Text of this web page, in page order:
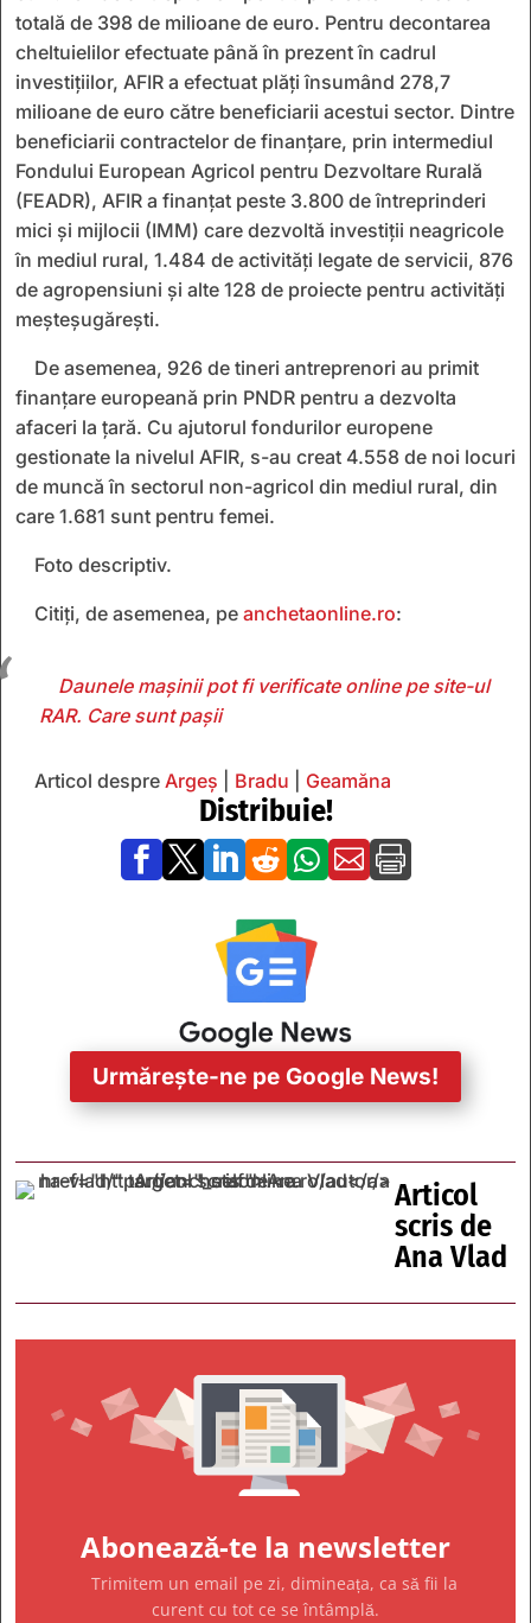
totală de 398 de milioane de euro. Pentru decontarea
cheltuielilor efectuate până în prezent în cadrul
investițiilor, AFIR a efectuat plăți însumând 278,7
milioane de euro către beneficiarii acestui sector. Dintre
beneficiarii contractelor de finanțare, prin intermediul
Fondului European Agricol pentru Dezvoltare Rurală
(FEADR), AFIR a finanțat peste 3.800 de întreprinderi
mici și mijlocii (IMM) care dezvoltă investiții neagricole
în mediul rural, 1.484 de activități legate de servicii, 876
de agropensiuni și alte 128 de proiecte pentru activități
meșteșugărești.
De asemenea, 926 de tineri antreprenori au primit
finanțare europeană prin PNDR pentru a dezvolta
afaceri la țară. Cu ajutorul fondurilor europene
gestionate la nivelul AFIR, s-au creat 4.558 de noi locuri
de muncă în sectorul non-agricol din mediul rural, din
care 1.681 sunt pentru femei.
Foto descriptiv.
Citiți, de asemenea, pe anchetaonline.ro:
Daunele mașinii pot fi verificate online pe site-ul
RAR. Care sunt pașii
Articol despre Argeș Bradu Geamăna
Distribuie!
      
Urmărește-ne pe Google News!
Articol
scris de
Ana Vlad
Abonează-te la newsletter
Trimitem un email pe zi, dimineața, ca să fii la
curent cu tot ce se întâmplă.